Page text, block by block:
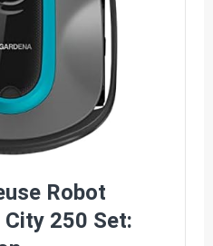
Robot
250 Set: